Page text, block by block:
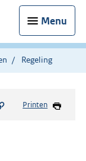
Menu
Regeling
Printen